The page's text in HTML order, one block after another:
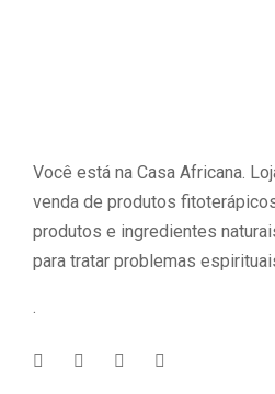
Você está na Casa Africana.
venda de produtos
produtos e ingredientes
para tratar problemas
.